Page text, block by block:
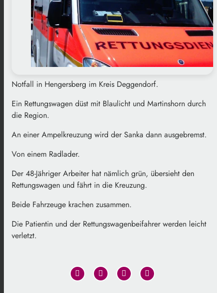
Notfall in Hengersberg im Kreis Deggendorf.
Ein Rettungswagen düst mit Blaulicht und Martinshorn durch
die Region.
An einer Ampelkreuzung wird der Sanka dann ausgebremst.
Von einem Radlader.
Der 48-Jähriger Arbeiter hat nämlich grün, übersieht den
Rettungswagen und fährt in die Kreuzung.
Beide Fahrzeuge krachen zusammen.
Die Patientin und der Rettungswagenbeifahrer werden leicht
verletzt.